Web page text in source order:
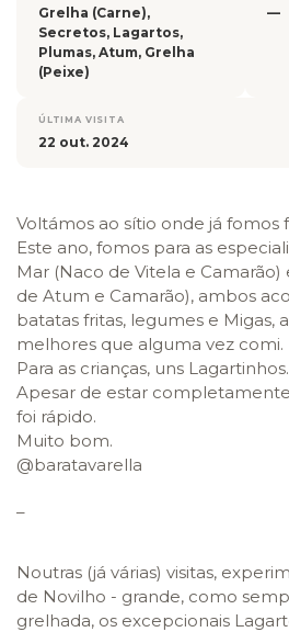
Grelha (Carne),
Secretos, Lagartos,
Plumas, Atum, Grelha
(Peixe)
—
ÚLTIMA VISITA
22 out. 2024
Voltámos ao sítio onde já fomos
Este ano, fomos para as
Mar (Naco de Vitela e
de Atum e Camarão), ambos
batatas fritas, legumes e Migas,
melhores que alguma vez comi.
Para as crianças, uns Lagartinhos.
Apesar de estar
foi rápido.
Muito bom.
@baratavarella
Noutras (já várias) visitas,
de Novilho - grande, como
grelhada, os excepcionais